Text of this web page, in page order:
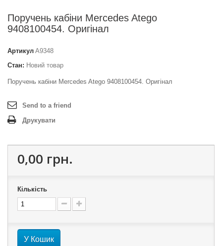
Поручень кабіни Mercedes Atego
9408100454. Оригінал
Артикул A9348
Стан: Новий товар
Поручень кабіни Mercedes Atego 9408100454. Оригінал
Send to a friend
Друкувати
0,00 грн.
Кількість
У Кошик